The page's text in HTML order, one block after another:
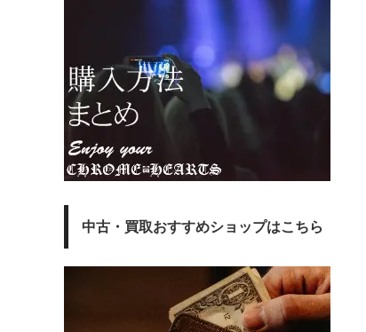
中古・買取おすすめショップはこちら